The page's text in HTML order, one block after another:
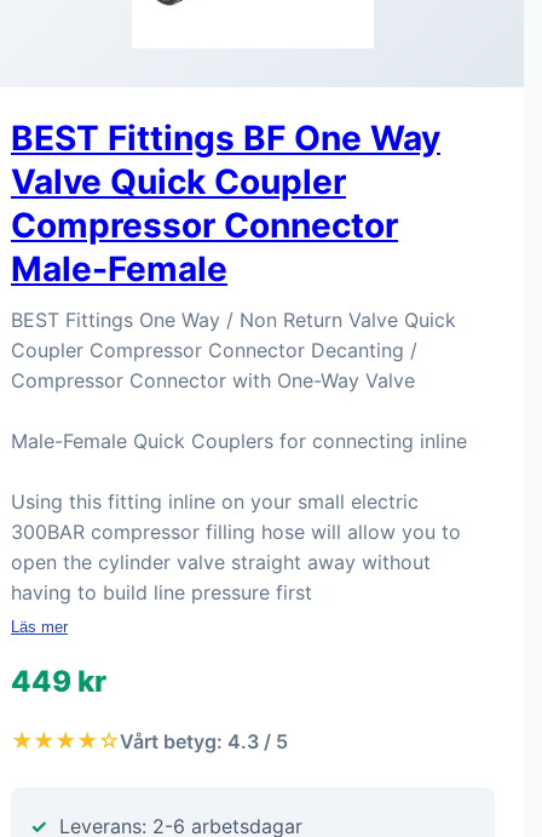
BEST Fittings BF One Way
Valve Quick Coupler
Compressor Connector
Male-Female
BEST Fittings One Way / Non Return Valve Quick
Coupler Compressor Connector Decanting /
Compressor Connector with One-Way Valve
Male-Female Quick Couplers for connecting inline
Using this fitting inline on your small electric
300BAR compressor filling hose will allow you to
open the cylinder valve straight away without
having to build line pressure first
Läs mer
449 kr
★★★★☆Vårt betyg: 4.3 / 5
Leverans: 2-6 arbetsdagar